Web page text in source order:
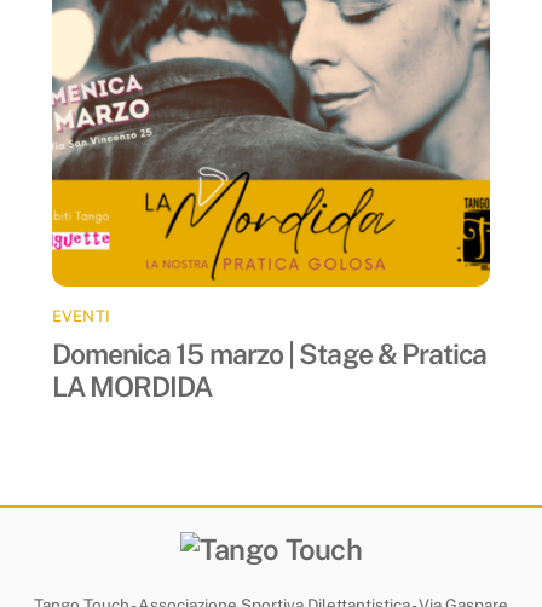
EVENTI
Domenica 15 marzo | Stage & Pratica
LA MORDIDA